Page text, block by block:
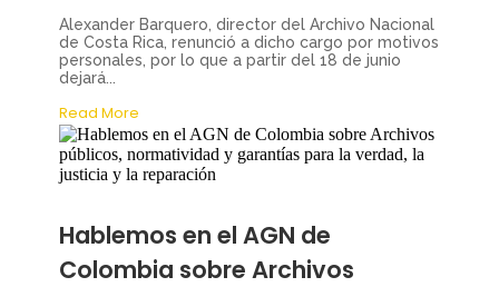
Alexander Barquero, director del Archivo Nacional
de Costa Rica, renunció a dicho cargo por motivos
personales, por lo que a partir del 18 de junio
dejará...
Read More
Hablemos en el AGN de
Colombia sobre Archivos